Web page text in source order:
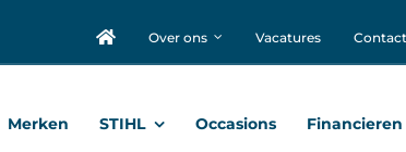
Over ons Vacatures Contact
Merken STIHL Occasions Financieren